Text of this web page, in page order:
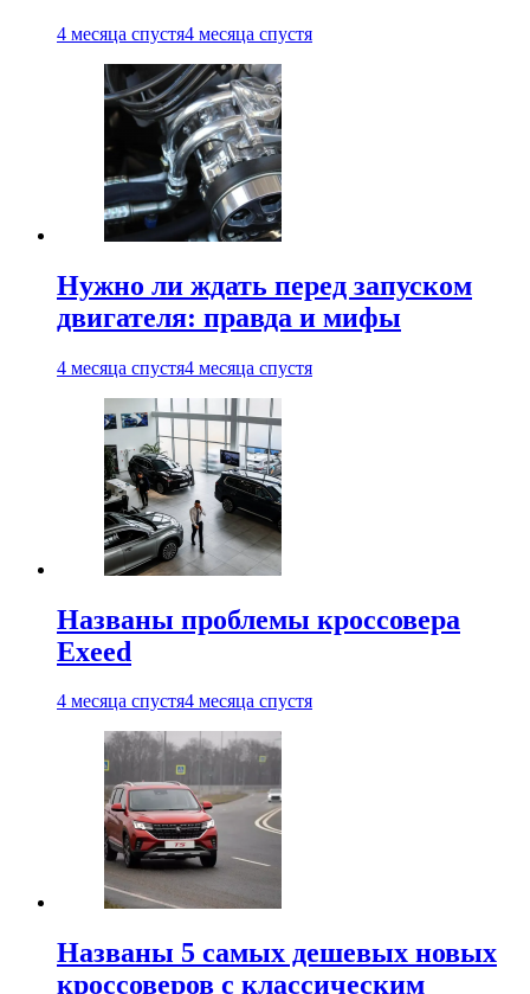
4 месяца спустя4 месяца спустя
Нужно ли ждать перед запуском
двигателя: правда и мифы
4 месяца спустя4 месяца спустя
Названы проблемы кроссовера
Exeed
4 месяца спустя4 месяца спустя
Названы 5 самых дешевых новых
кроссоверов с классическим